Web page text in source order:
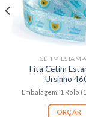
CETIM
Fita Cetim
Ursinho
Embalagem: 1 Rolo
ORÇAR